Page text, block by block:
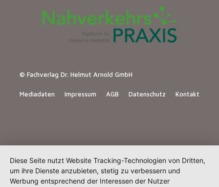
© Fachverlag Dr. Helmut Arnold GmbH
Mediadaten Impressum AGB Datenschutz Kontakt
Diese Seite nutzt Website Tracking-Technologien von Dritten,
um ihre Dienste anzubieten, stetig zu verbessern und
Werbung entsprechend der Interessen der Nutzer